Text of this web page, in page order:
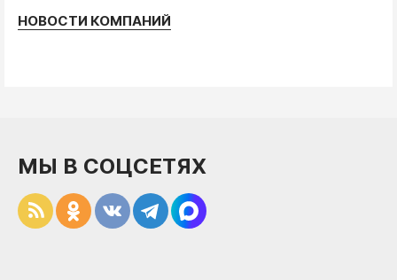
НОВОСТИ КОМПАНИЙ
МЫ В СОЦСЕТЯХ